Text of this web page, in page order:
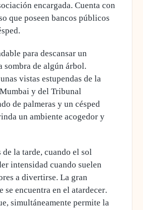
encargada. Cuenta con
que poseen bancos públicos
para descansar un
sombra de algún árbol.
vistas estupendas de la
y delTribunal
de palmeras y un césped
un ambiente acogedor y
de la tarde, cuando el sol
intensidad cuando suelen
a divertirse.La gran
se encuentra en el atardecer.
simultáneamente permite la